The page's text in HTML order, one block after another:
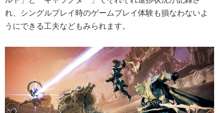
れ、シングルプレイ時のゲームプレイ体験も損なわないよ
うにできる工夫などもみられます。